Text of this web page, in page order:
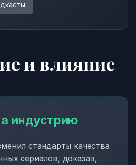
и влияние
индустрию
стандарты качества
сериалов, доказав,